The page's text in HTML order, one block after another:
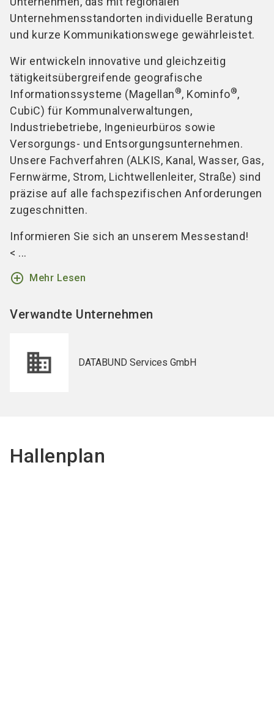
Unternehmensstandorten individuelle Beratung
und kurze Kommunikationswege gewährleistet.
Wir entwickeln innovative und gleichzeitig
tätigkeitsübergreifende geografische
Informationssysteme (Magellan®, Kominfo®,
CubiC) für Kommunalverwaltungen,
Industriebetriebe, Ingenieurbüros sowie
Versorgungs- und Entsorgungsunternehmen.
Unsere Fachverfahren (ALKIS, Kanal, Wasser, Gas,
Fernwärme, Strom, Lichtwellenleiter, Straße) sind
präzise auf alle fachspezifischen Anforderungen
zugeschnitten.
Informieren Sie sich an unserem Messestand!
< ...
add_circle_outline Mehr Lesen
Verwandte Unternehmen
DATABUND Services GmbH
Hallenplan